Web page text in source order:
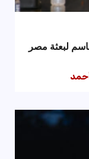
لبعثة مصر